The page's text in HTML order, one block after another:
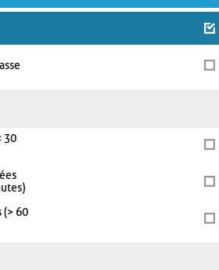
30
(> 60